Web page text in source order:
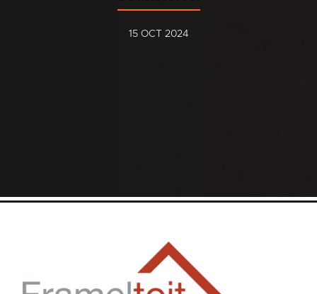
15 OCT 2024